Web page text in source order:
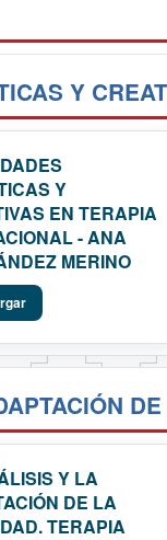
Y
EN TERAPIA
- ANA
MERINO
Y LA
DE LA
TERAPIA